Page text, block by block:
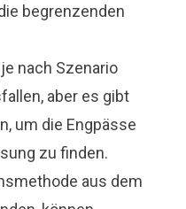
begrenzenden
nach Szenario
aber es gibt
um die Engpässe
zu finden.
aus dem